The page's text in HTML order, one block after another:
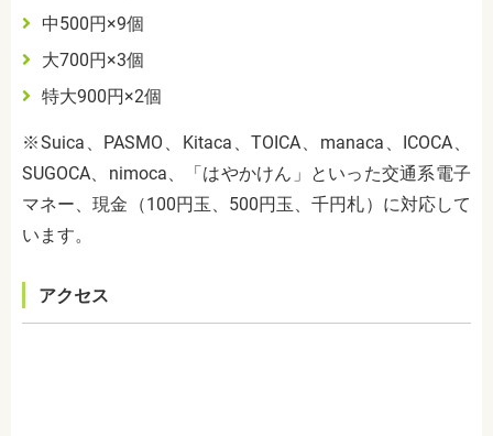
中500円×9個
大700円×3個
特大900円×2個
※Suica 、 PASMO 、 Kitaca 、TOICA、 manaca 、 ICOCA、
SUGOCA、 nimoca、「はやかけん」といった交通系電子
マネー、現金（100円玉、 500円玉、千円札）に対応して
います。
アクセス